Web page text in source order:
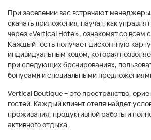
При заселении вас встречают
скачать приложения, научат, как
через «Vertical Hotel», ознакомят со всем
Каждый гость получает дисконтную
индивидуальным кодом, которая
при следующих бронированиях,
бонусами и специальными
Vertical Boutique – это пространство,
гостей. Каждый клиент отеля найдет
проживания, продуктивной работы и
активного отдыха.